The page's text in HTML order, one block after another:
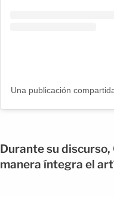
Una publicación
Durante su
manera íntegra el